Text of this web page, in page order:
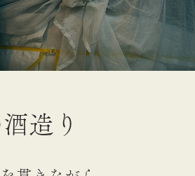
酒造 り